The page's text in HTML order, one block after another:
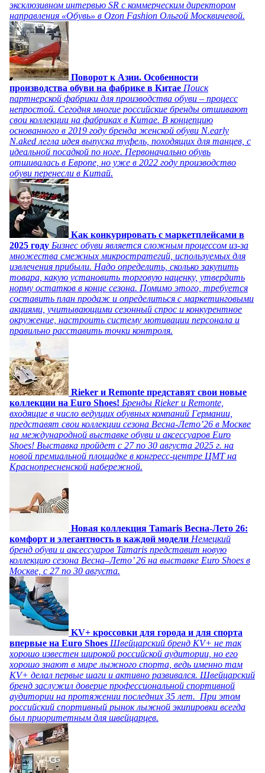
эксклюзивном интервью SR с коммерческим директором
направления «Обувь» в Ozon Fashion Ольгой Москвичевой.
Поворот к Азии. Особенности
производства обуви на фабрике в Китае Поиск
партнерской фабрики для производства обуви – процесс
непростой. Сегодня многие российские бренды отшивают
свои коллекции на фабриках в Китае. В концепцию
основанного в 2019 году бренда женской обуви N.early
N.aked легла идея выпуска туфель, походящих для танцев, с
идеальной посадкой по ноге. Первоначально обувь
отшивалась в Европе, но уже в 2022 году производство
обуви перенесли в Китай.
Как конкурировать с маркетплейсами в
2025 году Бизнес обуви является сложным процессом из-за
множества смежных микростратегий, используемых для
извлечения прибыли. Надо определить, сколько закупить
товара, какую установить торговую наценку, утвердить
норму остатков в конце сезона. Помимо этого, требуется
составить план продаж и определиться с маркетинговыми
акциями, учитывающими сезонный спрос и конкурентное
окружение, настроить систему мотивации персонала и
правильно расставить точки контроля.
Rieker и Remonte представят свои новые
коллекции на Euro Shoes! Бренды Rieker и Remonte,
входящие в число ведущих обувных компаний Германии,
представят свои коллекции сезона Весна-Лето’26 в Москве
на международной выставке обуви и аксессуаров Euro
Shoes! Выставка пройдет c 27 по 30 августа 2025 г. на
новой премиальной площадке в конгресс-центре ЦМТ на
Краснопресненской набережной.
Новая коллекция Tamaris Весна-Лето 26:
комфорт и элегантность в каждой модели Немецкий
бренд обуви и аксессуаров Tamaris представит новую
коллекцию сезона Весна–Лето’ 26 на выставке Euro Shoes в
Москве, с 27 по 30 августа.
KV+ кроссовки для города и для спорта
впервые на Euro Shoes Швейцарский бренд KV+ не так
хорошо известен широкой российской аудитории, но его
хорошо знают в мире лыжного спорта, ведь именно там
KV+ делал первые шаги и активно развивался. Швейцарский
бренд заслужил доверие профессиональной спортивной
аудитории на протяжении последних 35 лет. При этом
российский спортивный рынок лыжной экипировки всегда
был приоритетным для швейцарцев.